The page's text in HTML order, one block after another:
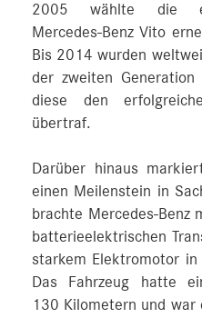
2005 wählte die
Mercedes‑Benz Vito
Bis 2014 wurden
der zweiten
diese den
übertraf.
Darüber hinaus
einen Meilenstein in
brachte Mercedes‑Benz
batterieelektrischen
starkem Elektromotor
Das Fahrzeug hatte
130 Kilometern und